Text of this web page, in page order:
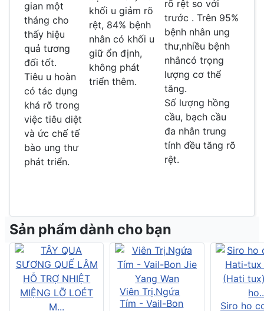
gian một
tháng cho
thấy hiệu
quả tương
đối tốt.
Tiêu u hoàn
có tác dụng
khá rõ trong
việc tiêu diệt
và ức chế tế
bào ung thư
phát triển.
khối u giảm rõ
rệt, 84% bệnh
nhân có khối u
giữ ổn định,
không phát
triển thêm.
rõ rệt so với
trước . Trên 95%
bệnh nhân ung
thư,nhiều bệnh
nhâncó trọng
lượng cơ thể
tăng.
Số lượng hồng
cầu, bạch cầu
đa nhân trung
tính đều tăng rõ
rệt.
Sản phẩm dành cho bạn
Viên Trị.Ngứa
Tím - Vail-Bon
Siro ho